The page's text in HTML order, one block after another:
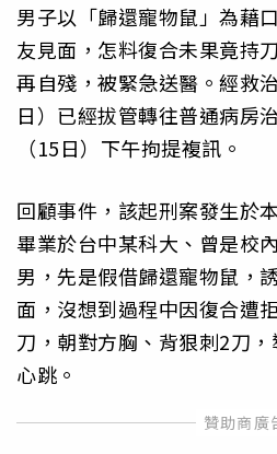
男子以「歸還寵物鼠」為藉
友見面，怎料復合未果竟持
再自殘，被緊急送醫。經救
日）已經拔管轉往普通病房
（15日）下午拘提複訊。
回顧事件，該起刑案發生於
畢業於台中某科大、曾是校
男，先是假借歸還寵物鼠，
面，沒想到過程中因復合遭
刀，朝對方胸、背狠刺2刀
心跳。